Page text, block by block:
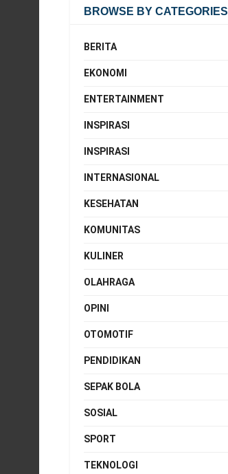
BROWSE BY CATEGORIES
BERITA
EKONOMI
ENTERTAINMENT
INSPIRASI
INSPIRASI
INTERNASIONAL
KESEHATAN
KOMUNITAS
KULINER
OLAHRAGA
OPINI
OTOMOTIF
PENDIDIKAN
SEPAK BOLA
SOSIAL
SPORT
TEKNOLOGI